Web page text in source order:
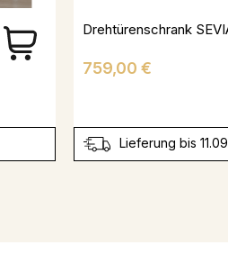
Preis
759,00 €
Lieferung bis